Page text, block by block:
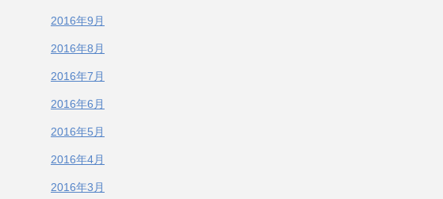
2016年9月
2016年8月
2016年7月
2016年6月
2016年5月
2016年4月
2016年3月